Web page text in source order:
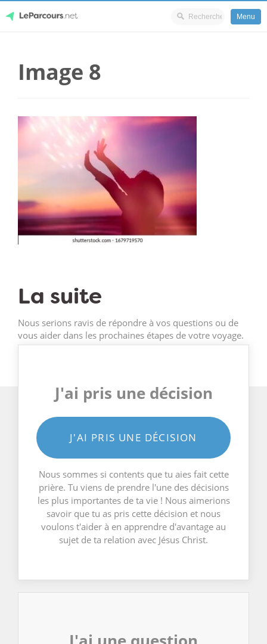
content
Menu
Image 8
La suite
Nous serions ravis de répondre à vos questions ou de
vous aider dans les prochaines étapes de votre voyage.
J'ai pris une décision
J'AI PRIS UNE DÉCISION
Nous sommes si contents que tu aies fait cette
prière. Tu viens de prendre l'une des décisions
les plus importantes de ta vie ! Nous aimerions
savoir que tu as pris cette décision et nous
voulons t'aider à en apprendre d'avantage au
sujet de ta relation avec Jésus Christ.